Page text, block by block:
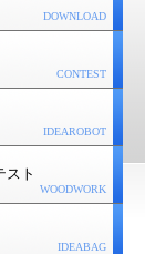
DOWNLOAD
CONTEST
IDEAROBOT
スト
WOODWORK
IDEABAG